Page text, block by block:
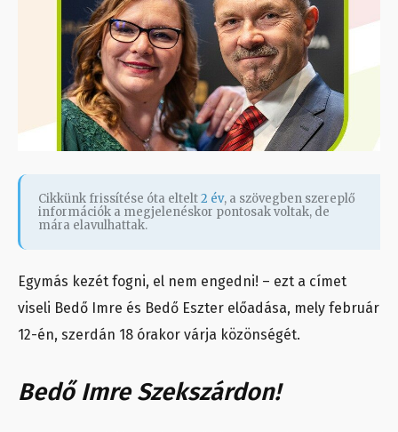
Cikkünk frissítése óta eltelt2 év, a szövegben szereplő
információk a megjelenéskor pontosak voltak, de
mára elavulhattak.
Egymás kezét fogni, el nem engedni! – ezt a címet
viseli Bedő Imre és Bedő Eszter előadása, mely február
12-én, szerdán 18 órakor várja közönségét.
Bedő Imre Szekszárdon!